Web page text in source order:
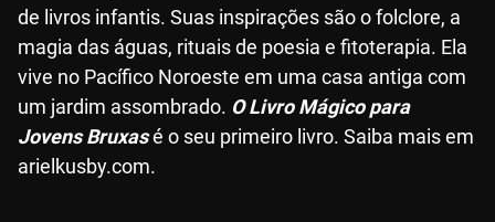
de livros infantis. Suas inspirações são o folclore, a
magia das águas, rituais de poesia e fitoterapia. Ela
vive no Pacífico Noroeste em uma casa antiga com
um jardim assombrado. O Livro Mágico para
Jovens Bruxasé o seu primeiro livro. Saiba mais em
arielkusby.com.